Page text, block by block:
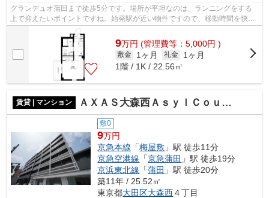
グランデュオ蒲田まで徒歩5分です。場所が平坦なのは、ランニングをする
上で抑えたいポイントですね。始発駅が近い物件ですので、移動時間を快適
に過ごしやすいです。高ニーズな駅近の...
9万円 (管理費等：5,000円 )
敷金 1ヶ月 礼金
1ヶ月
1階 / 1K / 22.56㎡
賃貸 | マンション ＡＸＡＳ大森西ＡｓｙｌＣｏｕｒｔ
敷0
9万円
京急本線 「梅屋敷 」駅 徒歩11分
京急空港線 「京急蒲田 」駅 徒歩19分
京浜東北線 「蒲田 」駅 徒歩20分
築11年 / 25.52㎡
東京都大田区大森西４丁目